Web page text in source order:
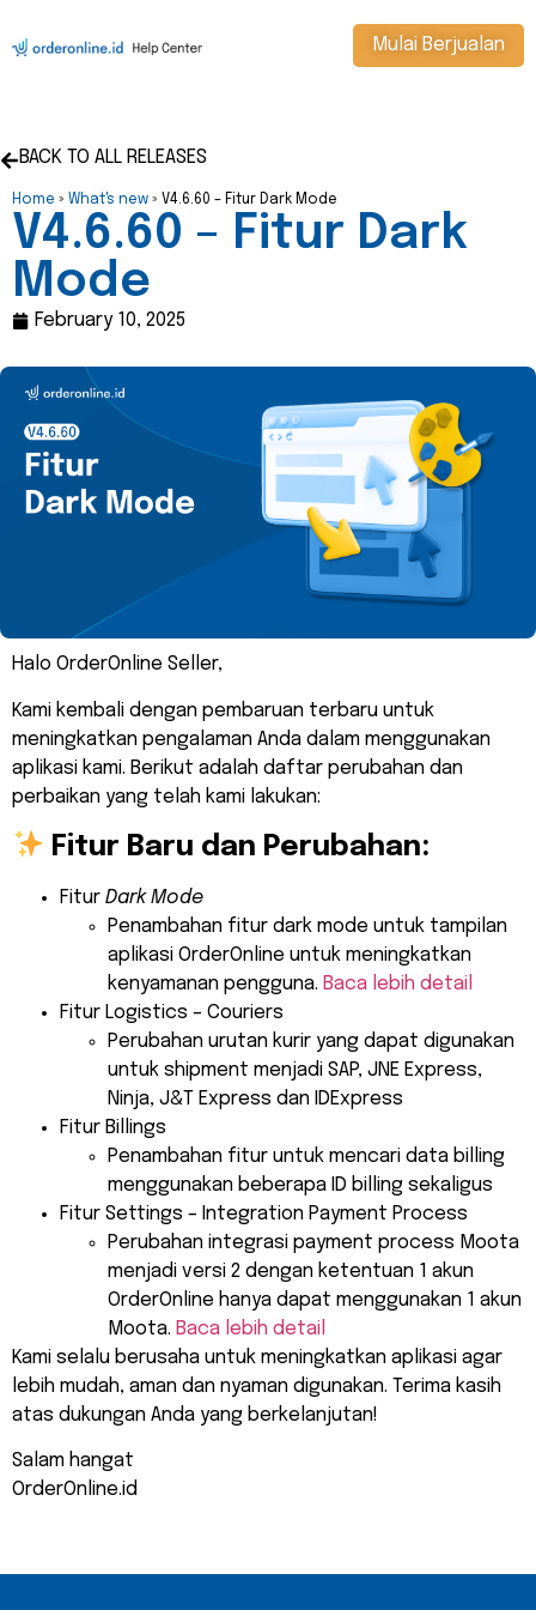
Mulai Berjualan
BACK TO ALL RELEASES
Home » What's new » V4.6.60 – Fitur Dark Mode
V4.6.60 – Fitur Dark
Mode
February 10, 2025
Halo OrderOnline Seller,
Kami kembali dengan pembaruan terbaru untuk
meningkatkan pengalaman Anda dalam menggunakan
aplikasi kami. Berikut adalah daftar perubahan dan
perbaikan yang telah kami lakukan:
Fitur Baru dan Perubahan:
Fitur Dark Mode
Penambahan fitur dark mode untuk tampilan
aplikasi OrderOnline untuk meningkatkan
kenyamanan pengguna. Baca lebih detail
Fitur Logistics – Couriers
Perubahan urutan kurir yang dapat digunakan
untuk shipment menjadi SAP, JNE Express,
Ninja, J&T Express dan IDExpress
Fitur Billings
Penambahan fitur untuk mencari data billing
menggunakan beberapa ID billing sekaligus
Fitur Settings – Integration Payment Process
Perubahan integrasi payment process Moota
menjadi versi 2 dengan ketentuan 1 akun
OrderOnline hanya dapat menggunakan 1 akun
Moota. Baca lebih detail
Kami selalu berusaha untuk meningkatkan aplikasi agar
lebih mudah, aman dan nyaman digunakan. Terima kasih
atas dukungan Anda yang berkelanjutan!
Salam hangat
OrderOnline.id